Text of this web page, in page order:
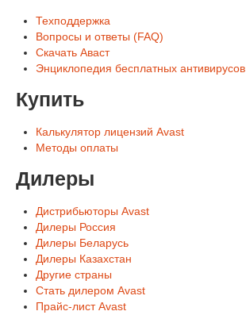
Техподдержка
Вопросы и ответы (FAQ)
Скачать Аваст
Энциклопедия бесплатных антивирусов
Купить
Калькулятор лицензий Avast
Методы оплаты
Дилеры
Дистрибьюторы Avast
Дилеры Россия
Дилеры Беларусь
Дилеры Казахстан
Другие страны
Стать дилером Avast
Прайс-лист Avast